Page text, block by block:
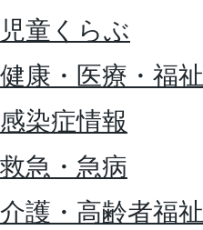
児童くらぶ
健康・医療・福祉
感染症情報
救急・急病
介護・高齢者福祉